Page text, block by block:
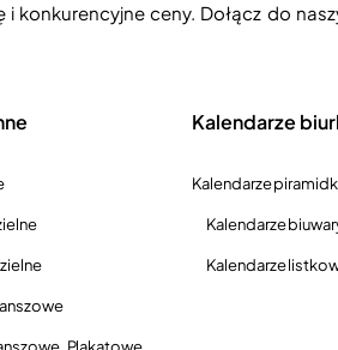
konkurencyjne ceny. Dołącz do
Kalendarze
Kalendarze
Kalendarze
Kalendarze